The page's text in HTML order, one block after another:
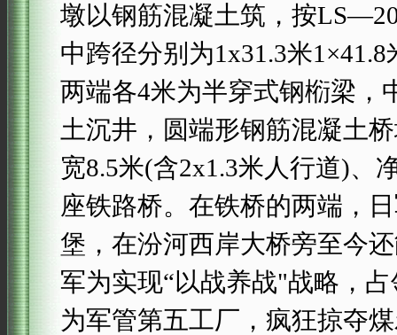
墩以钢筋混凝土筑，按
中跨径分别为1x31.3米
两端各4米为半穿式钢椼梁，
土沉井，圆端形钢筋混凝土
宽8.5米(含2x1.3米人行道)、
座铁路桥。在铁桥的两端，
堡，在汾河西岸大桥旁至今
军为实现“以战养战"战略，
为军管第五工厂，疯狂掠夺